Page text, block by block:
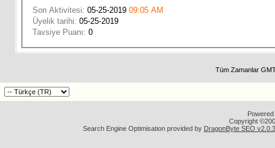
Son Aktivitesi: 05-25-2019 09:05 AM
Üyelik tarihi: 05-25-2019
Tavsiye Puanı: 0
Tüm Zamanlar
Copyright
Search Engine Optimisation provided by DragonByte SEO